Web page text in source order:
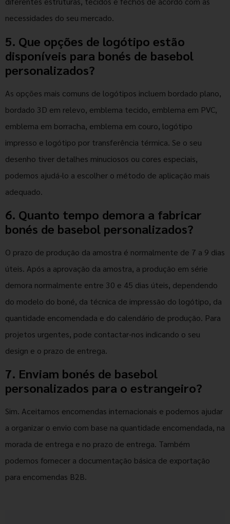
necessidades do seu mercado.
5. Que opções de logótipo estão
disponíveis para bonés de basebol
personalizados?
As opções mais comuns de logótipos incluem bordado plano,
bordado 3D em relevo, emblema tecido, emblema em PVC,
emblema em borracha, emblema em couro, logótipo
impresso e logótipo por transferência térmica. Se o seu
desenho tiver detalhes minuciosos ou cores especiais,
podemos ajudá-lo a escolher o método de aplicação mais
adequado.
6. Quanto tempo demora a fabricar
bonés de basebol personalizados?
O prazo de produção da amostra é normalmente de 7 a 9 dias
úteis. Após a aprovação da amostra, a produção em série
demora normalmente entre 30 e 45 dias úteis, dependendo
do modelo do boné, da técnica de impressão do logótipo, da
quantidade encomendada e do calendário de produção. Para
projetos urgentes, pode contactar-nos indicando o seu
design e o prazo de entrega.
7. Enviam bonés de basebol
personalizados para o estrangeiro?
Sim. Aceitamos encomendas internacionais e podemos ajudar
a organizar o envio com base na quantidade encomendada, na
morada de entrega e no prazo de entrega. Também
podemos fornecer a documentação básica de exportação
para encomendas B2B.